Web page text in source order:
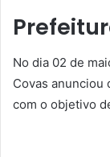
No dia 02 de
Covas anunciou
com o objetivo